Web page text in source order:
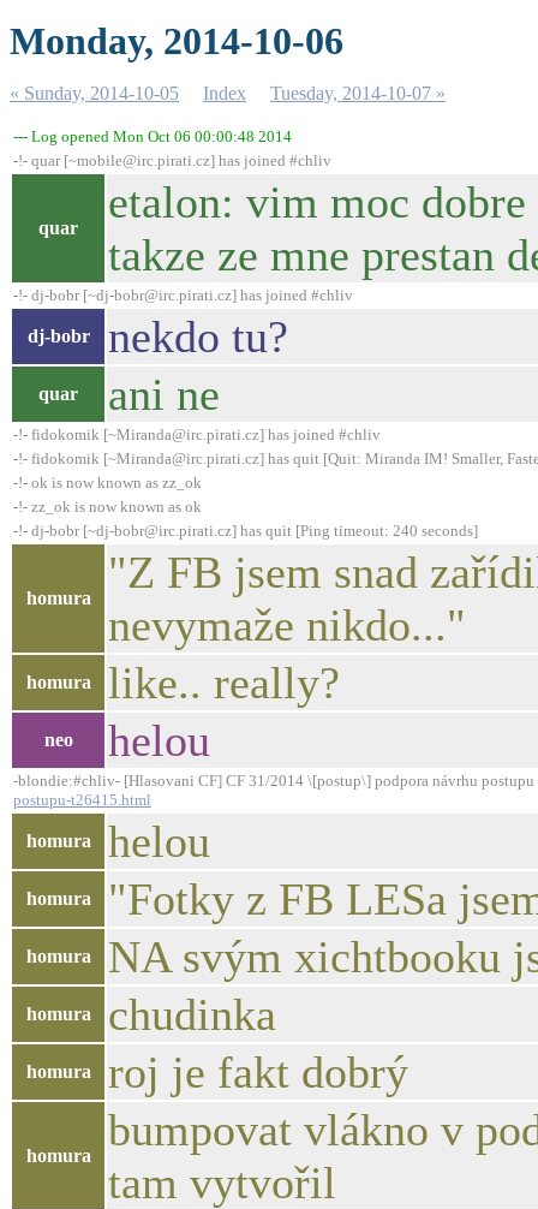
Monday, 2014-10-06
« Sunday, 2014-10-05 Index Tuesday, 2014-10-07 »
--- Log opened Mon Oct 06 00:00:48 2014
-!- quar [~mobile@irc.pirati.cz] has joined #chliv
quar
etalon: vim moc
takze ze mne prestan
-!- dj-bobr [~dj-bobr@irc.pirati.cz] has joined #chliv
dj-bobr nekdo tu?
quar ani ne
-!- fidokomik [~Miranda@irc.pirati.cz] has joined #chliv
-!- fidokomik [~Miranda@irc.pirati.cz] has quit [Quit: Miranda IM! Smaller,
-!- ok is now known as zz_ok
-!- zz_ok is now known as ok
-!- dj-bobr [~dj-bobr@irc.pirati.cz] has quit [Ping timeout: 240 seconds]
homura
"Z FB jsem snad
nevymaže nikdo..."
homura like.. really?
neo helou
-blondie:#chliv- [Hlasovani CF] CF 31/2014 \[postup\] podpora návrhu
postupu-t26415.html
homura helou
homura "Fotky z FB LESa
homura NA svým xichtbooku
homura chudinka
homura roj je fakt dobrý
homura
bumpovat vlákno v
tam vytvořil